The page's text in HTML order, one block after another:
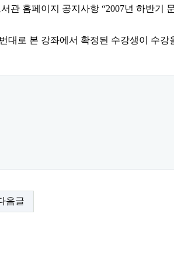
관 홈페이지 공지사항 “2007년 하반기
대로 본 강좌에서 확정된 수강생이 수
음글